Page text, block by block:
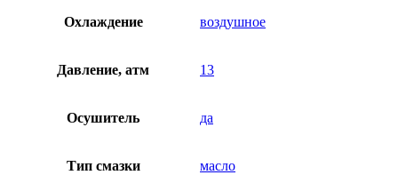
Охлаждение воздушное
Давление, атм 13
Осушитель да
Тип смазки масло